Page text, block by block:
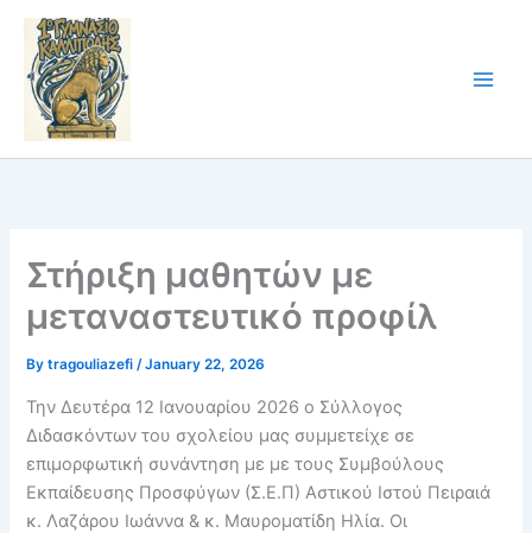
Skip
content
Στήριξη μαθητών με
μεταναστευτικό προφίλ
Bytragouliazefi/January 22, 2026
Την Δευτέρα 12 Ιανουαρίου 2026 ο Σύλλογος
Διδασκόντων του σχολείου μας συμμετείχε σε
επιμορφωτική συνάντηση με με τους Συμβούλους
Εκπαίδευσης Προσφύγων (Σ.Ε.Π) Αστικού Ιστού Πειραιά
κ. Λαζάρου Ιωάννα & κ. Μαυροματίδη Ηλία. Οι